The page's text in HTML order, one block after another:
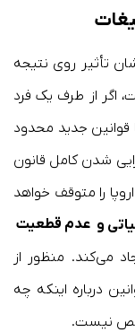
تأثیر روی نتیجه
اگر از طرف یک فرد
قوانین جدید محدود
شدن کامل قانون
اروپا را متوقف خواهد
و عدم قطعیت
می‌کند. منظور از
درباره اینکه چه
نیست.